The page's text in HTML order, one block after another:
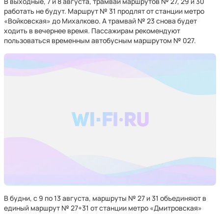
работать не будут. Маршрут № 31 продлят от станции метро
«Войковская» до Михалково. А трамвай № 23 снова будет
ходить в вечернее время. Пассажирам рекомендуют
пользоваться временным автобусным маршрутом № 027.
В будни, с 9 по 13 августа, маршруты № 27 и 31 объединяют в
единый маршрут № 27+31 от станции метро «Дмитровская»